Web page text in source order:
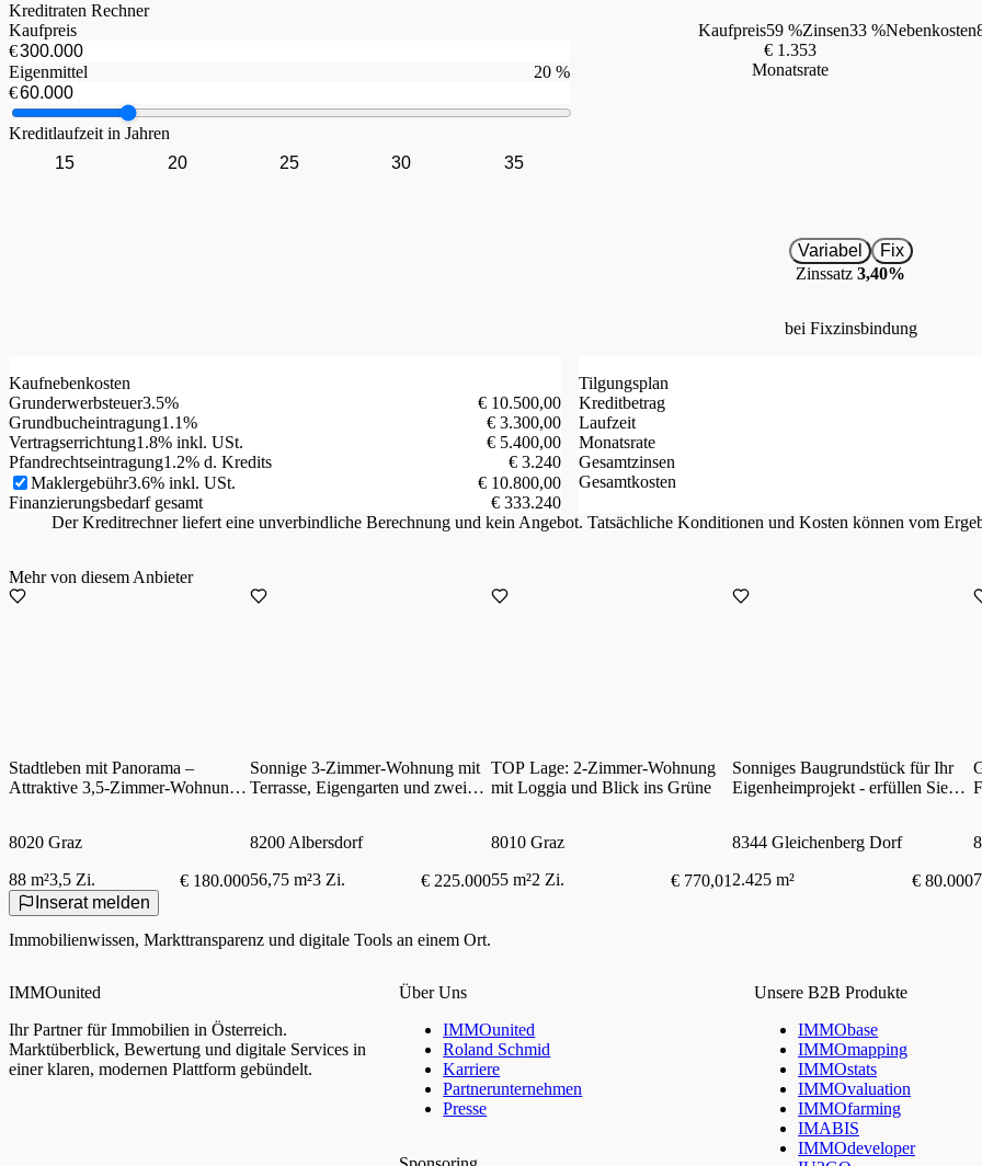
Kreditraten Rechner
Kaufpreis
€
Eigenmittel
20 %
€
Kreditlaufzeit in Jahren
15
20 25 30 35
Kaufpreis59 %Zinsen33 %Nebenkosten
€ 1.353
Monatsrate
Variabel
Fix
Zinssatz 3,40%
bei Fixzinsbindung
Kaufnebenkosten
Grunderwerbsteuer3.5%
€ 10.500,00
Grundbucheintragung1.1%
€ 3.300,00
Vertragserrichtung1.8% inkl. USt.
€ 5.400,00
Pfandrechtseintragung1.2% d. Kredits
€ 3.240
Maklergebühr3.6% inkl. USt.
€ 10.800,00
Finanzierungsbedarf gesamt
€ 333.240
Tilgungsplan
Kreditbetrag
Laufzeit
Monatsrate
Gesamtzinsen
Gesamtkosten
Der Kreditrechner liefert eine unverbindliche Berechnung und kein Angebot. Tatsächliche Konditionen und Kosten können vom
Mehr von diesem Anbieter
Stadtleben mit Panorama –
Attraktive 3,5-Zimmer-Wohnung
8020 Graz
88 m²3,5 Zi. € 180.000
Sonnige 3-Zimmer-Wohnung mit
Terrasse, Eigengarten und zwei
8200 Albersdorf
56,75 m²3 Zi. € 225.000
TOP Lage: 2-Zimmer-Wohnung
mit Loggia und Blick ins Grüne
8010 Graz
55 m²2 Zi. € 770,01
Sonniges Baugrundstück für Ihr
Eigenheimprojekt - erfüllen Sie
8344 Gleichenberg Dorf
2.425 m²
€ 80.000
Inserat melden
Immobilienwissen, Markttransparenz und digitale Tools an einem Ort.
IMMOunited
Ihr Partner für Immobilien in Österreich.
Marktüberblick, Bewertung und digitale Services in
einer klaren, modernen Plattform gebündelt.
Über Uns
IMMOunited
Roland Schmid
Karriere
Partnerunternehmen
Presse
Unsere B2B Produkte
IMMObase
IMMOmapping
IMMOstats
IMMOvaluation
IMMOfarming
IMABIS
IMMOdeveloper